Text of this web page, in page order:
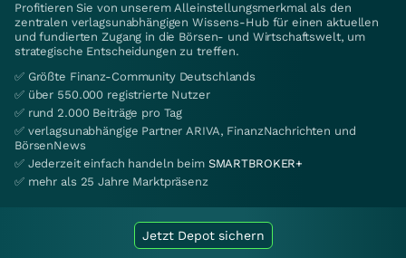
Profitieren Sie von unserem Alleinstellungsmerkmal als den
zentralen verlagsunabhängigen Wissens-Hub für einen aktuellen
und fundierten Zugang in die Börsen- und Wirtschaftswelt, um
strategische Entscheidungen zu treffen.
✅ Größte Finanz-Community Deutschlands
✅ über 550.000 registrierte Nutzer
✅ rund 2.000 Beiträge pro Tag
✅ verlagsunabhängige Partner ARIVA, FinanzNachrichten und
BörsenNews
✅ Jederzeit einfach handeln beim SMARTBROKER+
✅ mehr als 25 Jahre Marktpräsenz
Jetzt Depot sichern